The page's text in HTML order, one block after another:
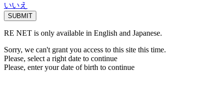
いいえ
RE NET is only available in English and Japanese.
Sorry, we can't grant you access to this site this time.
Please, select a right date to continue
Please, enter your date of birth to continue